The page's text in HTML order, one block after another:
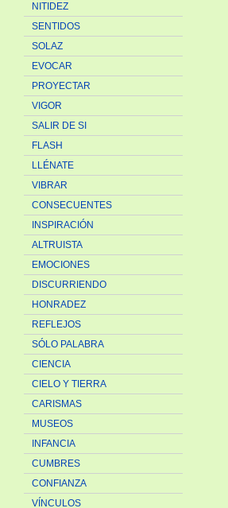
NITIDEZ
SENTIDOS
SOLAZ
EVOCAR
PROYECTAR
VIGOR
SALIR DE SI
FLASH
LLÉNATE
VIBRAR
CONSECUENTES
INSPIRACIÓN
ALTRUISTA
EMOCIONES
DISCURRIENDO
HONRADEZ
REFLEJOS
SÓLO PALABRA
CIENCIA
CIELO Y TIERRA
CARISMAS
MUSEOS
INFANCIA
CUMBRES
CONFIANZA
VÍNCULOS